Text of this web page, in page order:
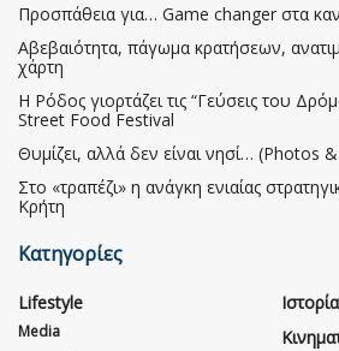
Προσπάθεια για… Game changer στα
Αβεβαιότητα, πάγωμα κρατήσεων,
χάρτη
Η Ρόδος γιορτάζει τις “Γεύσεις του
Street Food Festival
Θυμίζει, αλλά δεν είναι νησί… (Photos
Στο «τραπέζι» η ανάγκη ενιαίας
Κρήτη
Κατηγορίες
Lifestyle
Media
Ιστορία